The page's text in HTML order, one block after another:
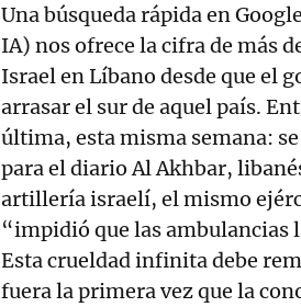
Una búsqueda rápida en
IA) nos ofrece la cifra de más
Israel en Líbano desde que el
arrasar el sur de aquel país.
última, esta misma semana:
para el diario Al Akhbar,
artillería israelí, el mismo
“impidió que las
Esta crueldad infinita debe
fuera la primera vez que la